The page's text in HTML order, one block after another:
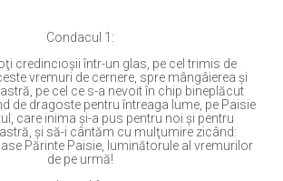
Condacul 1:
credincioşii într-un glas, pe cel trimis de
vremuri de cernere, spre mângâierea şi
pe cel ce s-a nevoit în chip bineplăcut
de dragoste pentru întreaga lume, pe Paisie
care inima şi-a pus pentru noi şi pentru
şi să-i cântăm cu mulţumire zicând:
Părinte Paisie, luminătorule al vremurilor
de pe urmă!